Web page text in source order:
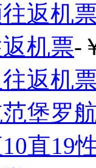
往返机
机票-
返机
堡罗
直19